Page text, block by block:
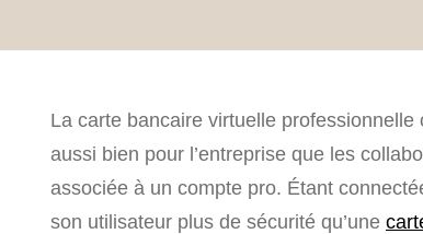
La carte bancaire virtuelle
aussi bien pour l’entreprise que les
associée à un compte pro. Étant
son utilisateur plus de sécurité qu’une